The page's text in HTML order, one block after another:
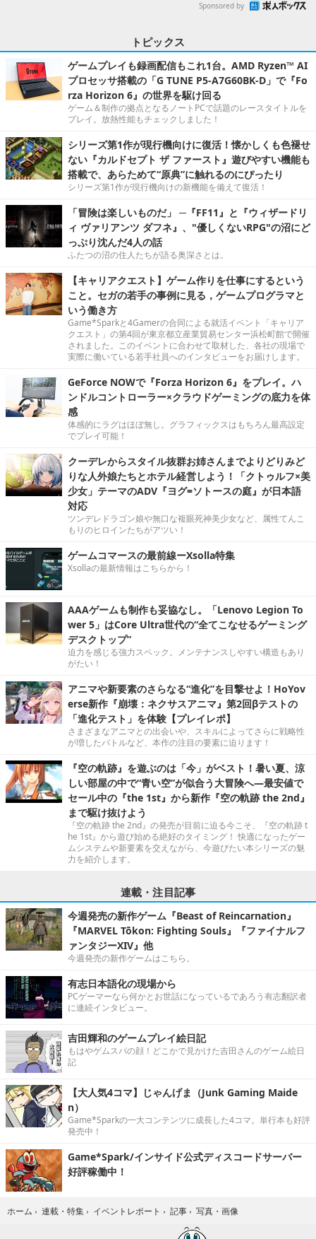
Sponsored by
トピックス
ゲームプレイも録画配信もこれ1台。AMD Ryzen™ AI
プロセッサ搭載の「G TUNE P5-A7G60BK-D」で『Fo
rza Horizon 6』の世界を駆け回る
ゲーム＆制作の拠点となるノートPCで話題のレースタイトルを
プレイ。放熱性能もチェックしました！
シリーズ第1作が現行機向けに復活！懐かしくも色褪せ
ない『カルドセプト ザ ファースト』遊びやすい機能も
搭載で、あらためて“原典”に触れるのにぴったり
シリーズ第1作が現行機向けの新機能を備えて復活！
「冒険は楽しいものだ」 ─『FF11』と『ウィザードリ
ィ ヴァリアンツ ダフネ』、"優しくないRPG"の沼にど
っぷり沈んだ4人の話
ふたつの沼の住人たちが語る奥深さとは。
【キャリアクエスト】ゲーム作りを仕事にするという
こと。セガの若手の事例に見る，ゲームプログラマと
いう働き方
Game*Sparkと4Gamerの合同による就活イベント「キャリア
クエスト」の第4回が東京都立産業貿易センター浜松町館で開催
されました。このイベントに合わせて取材した、各社の現場で
実際に働いている若手社員へのインタビューをお届けします。
GeForce NOWで『Forza Horizon 6』をプレイ。ハ
ンドルコントローラー×クラウドゲーミングの底力を体
感
体感的にラグはほぼ無し。グラフィックスはもちろん最高設定
でプレイ可能！
クーデレからスタイル抜群お姉さんまでよりどりみど
りな人外娘たちとホテル経営しよう！「クトゥルフ×美
少女」テーマのADV『ヨグ=ソトースの庭』が日本語
対応
ツンデレドラゴン娘や無口な複眼死神美少女など、属性てんこ
もりのヒロインたちがアツい！
ゲームコマースの最前線ーXsolla特集
Xsollaの最新情報はこちらから！
AAAゲームも制作も妥協なし。「Lenovo Legion To
wer 5」はCore Ultra世代の“全てこなせるゲーミング
デスクトップ”
迫力を感じる強力スペック。メンテナンスしやすい構造もあり
がたい！
アニマや新要素のさらなる“進化”を目撃せよ！HoYov
erse新作『崩壊：ネクサスアニマ』第2回βテストの
「進化テスト」を体験【プレイレポ】
さまざまなアニマとの出会いや、スキルによってさらに戦略性
が増したバトルなど、本作の注目の要素に迫ります！
『空の軌跡』を遊ぶのは「今」がベスト！暑い夏、涼
しい部屋の中で“青い空”が似合う大冒険へ―最安値で
セール中の『the 1st』から新作『空の軌跡 the 2nd』
まで駆け抜けよう
『空の軌跡 the 2nd』の発売が目前に迫る今こそ、『空の軌跡 t
he 1st』から遊び始める絶好のタイミング！ 快適になったゲー
ムシステムや新要素を交えながら、今遊びたい本シリーズの魅
力を紹介します。
連載・注目記事
今週発売の新作ゲーム『Beast of Reincarnation』
『MARVEL Tōkon: Fighting Souls』『ファイナルフ
ァンタジーXIV』他
今週発売の新作ゲームはこちら。
有志日本語化の現場から
PCゲーマーなら何かとお世話になっているであろう有志翻訳者
に連続インタビュー。
吉田輝和のゲームプレイ絵日記
もはやゲムスパの顔！どこかで見かけた吉田さんのゲーム絵日
記
【大人気4コマ】じゃんげま（Junk Gaming Maide
n）
Game*Sparkの一大コンテンツに成長した4コマ。単行本も好評
発売中！
Game*Spark/インサイド公式ディスコードサーバー
好評稼働中！
ホーム › 連載・特集 › イベントレポート › 記事 › 写真・画像